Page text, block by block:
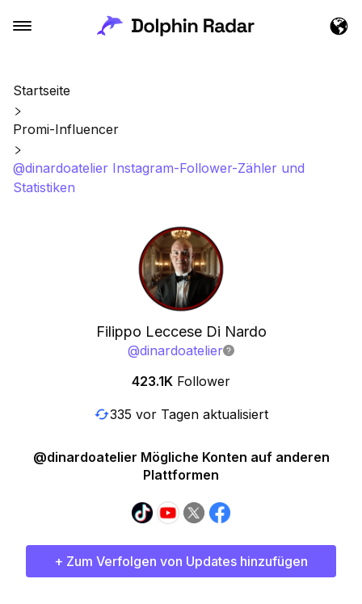
Startseite
Promi-Influencer
@dinardoatelier Instagram-Follower-Zähler und
Statistiken
Filippo Leccese Di Nardo
@dinardoatelier
423.1K Follower
335 vor Tagen aktualisiert
@dinardoatelier Mögliche Konten auf anderen
Plattformen
+ Zum Verfolgen von Updates hinzufügen